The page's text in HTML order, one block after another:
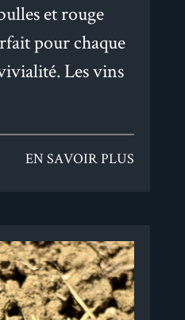
et rouge
pour chaque
Les vins
EN SAVOIR PLUS